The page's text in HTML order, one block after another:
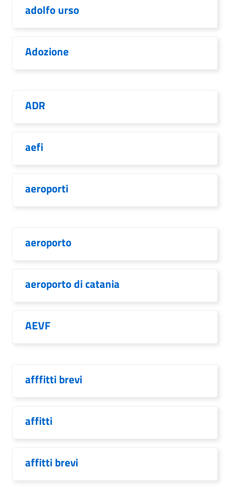
adolfo urso
Adozione
ADR
aefi
aeroporti
aeroporto
aeroporto di catania
AEVF
afffitti brevi
affitti
affitti brevi